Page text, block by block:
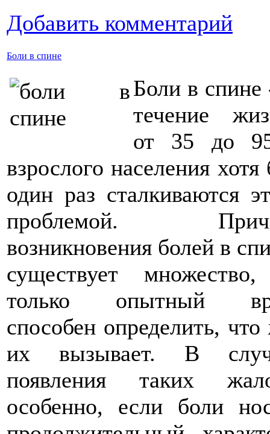
Добавить комментарий
Боли в спине
Боли в спине
течение
от 35 до
взрослого населения
один раз сталкиваются
проблемой.
возникновения болей в
существует
только опытный
способен определить,
их вызывает. В
появления таких
особенно, если боли